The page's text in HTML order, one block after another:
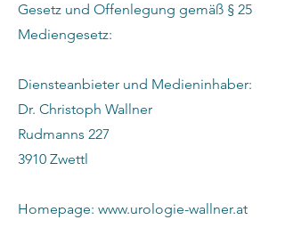
Gesetz und Offenlegung gemäß § 25
Mediengesetz:
​Diensteanbieter und Medieninhaber:
Dr. Christoph Wallner
Rudmanns 227
3910 Zwettl
Homepage: www.urologie-wallner.at